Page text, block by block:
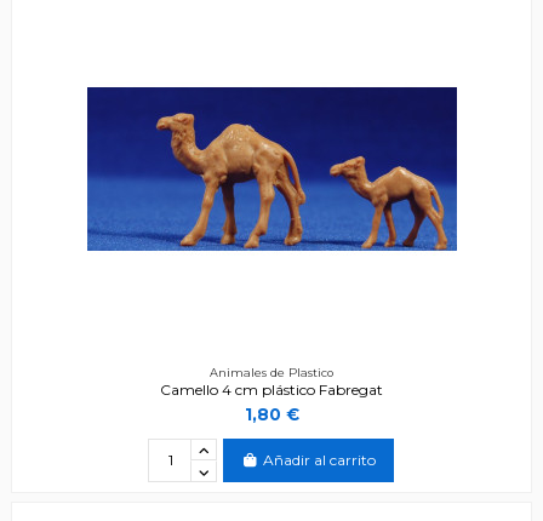
Animales de Plastico
Camello 4 cm plástico Fabregat
1,80 €
Añadir al carrito